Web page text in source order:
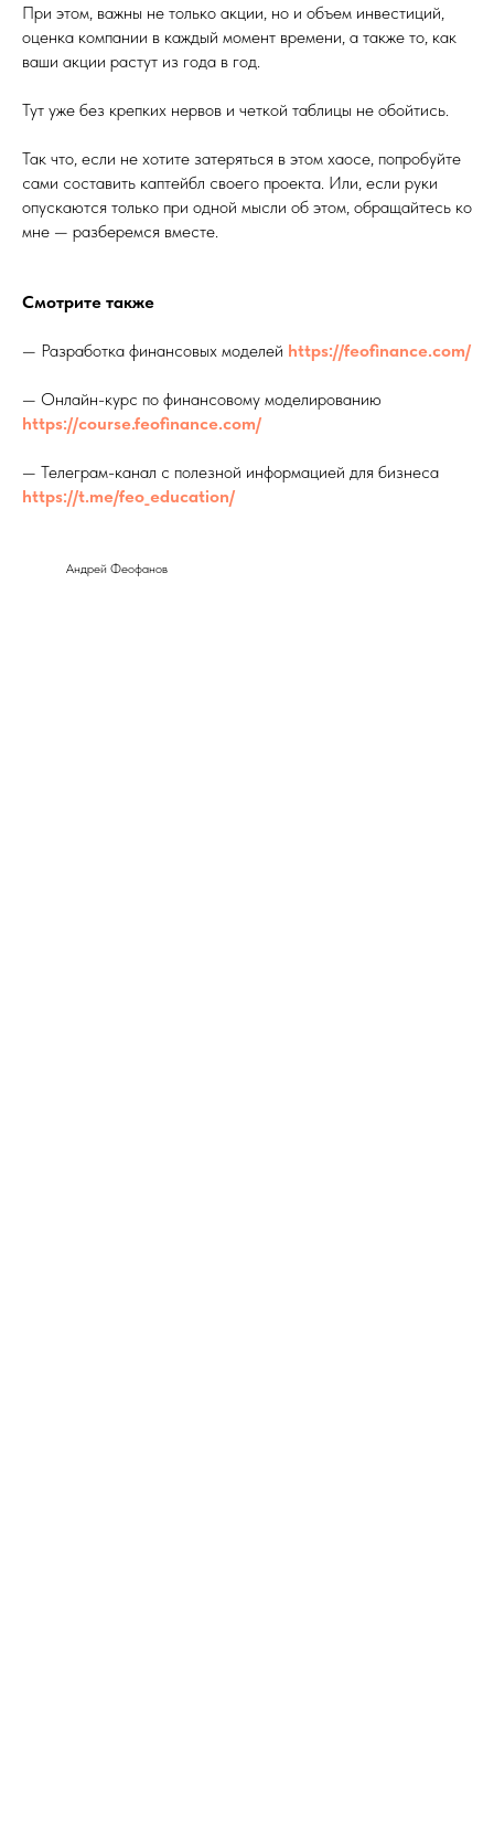
При этом, важны не только акции, но и объем инвестиций,
оценка компании в каждый момент времени, а также то, как
ваши акции растут из года в год.
Тут уже без крепких нервов и четкой таблицы не обойтись.
Так что, если не хотите затеряться в этом хаосе, попробуйте
сами составить каптейбл своего проекта. Или, если руки
опускаются только при одной мысли об этом, обращайтесь ко
мне — разберемся вместе.
Смотрите также
— Разработка финансовых моделей https://feofinance.com/
— Онлайн-курс по финансовому моделированию
https://course.feofinance.com/
— Телеграм-канал с полезной информацией для бизнеса
https://t.me/feo_education/
Андрей Феофанов